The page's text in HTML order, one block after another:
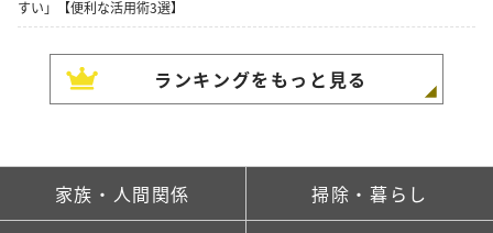
すい」【便利な活用術3選】
ランキングをもっと見る
家族・人間関係 掃除・暮らし